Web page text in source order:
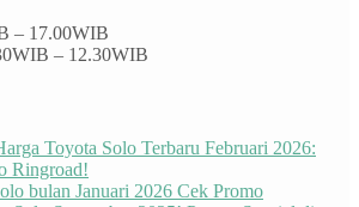
– 17.00WIB
– 12.30WIB
Toyota Solo Terbaru Februari 2026:
Ringroad!
bulan Januari 2026 Cek Promo